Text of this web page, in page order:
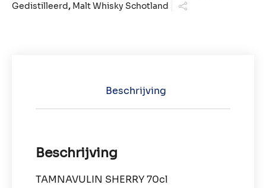
Gedistilleerd, Malt Whisky Schotland
Beschrijving
Beschrijving
TAMNAVULIN SHERRY 70cl